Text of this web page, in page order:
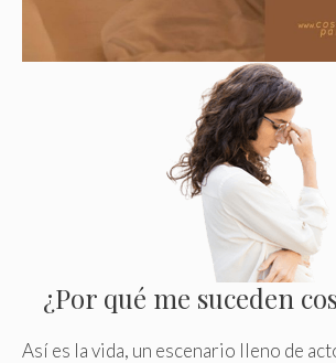
¿Por qué me suceden
Así es la vida, un escenario lleno de